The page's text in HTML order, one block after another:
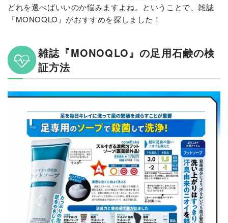
どれを選べばいいのか悩みますよね。ということで、雑誌
『MONOQLO』がおすすめを探しました！
雑誌『MONOQLO』の足用石鹸の検
証方法